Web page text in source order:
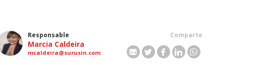
Responsable
Marcia Caldeira
mcaldeira@surusin.com
Comparte